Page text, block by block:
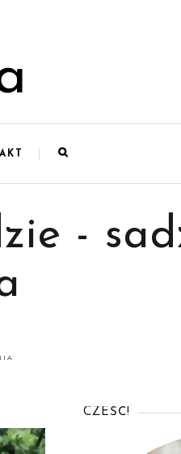
-
CZEŚĆ!